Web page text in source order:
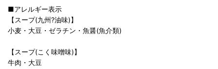
■アレルギー表示
【スープ(九州?油味)】
小麦・大豆・ゼラチン・魚醤(魚介類)
【スープ(こく味噌味)】
牛肉・大豆